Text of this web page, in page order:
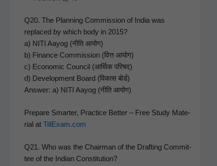
Q20. The Plan­ning Com­mis­sion of India was
replaced by which body in 2015?
a) NITI Aayog (नीति आयोग)
b) Finance Com­mis­sion (वित्त आयोग)
c) Eco­nom­ic Coun­cil (आर्थिक परिषद)
d) Devel­op­ment Board (विकास बोर्ड)
Answer: a) NITI Aayog (नीति आयोग)
Pre­pare Smarter, Prac­tice Bet­ter – Free Study Mate­
r­i­al at TillExam.com
Q21. Who was the Chair­man of the Draft­ing Com­mit­
tee of the Indi­an Con­sti­tu­tion?